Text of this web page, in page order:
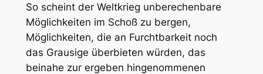
So scheint der Weltkrieg unberechenbare
Möglichkeiten im Schoß zu bergen,
Möglichkeiten, die an Furchtbarkeit noch
das Grausige überbieten würden, das
beinahe zur ergeben hingenommenen